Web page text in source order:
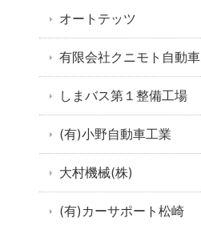
オートテッツ
有限会社クニモト自動車
しまバス第１整備工場
(有)小野自動車工業
大村機械(株)
(有)カーサポート松崎